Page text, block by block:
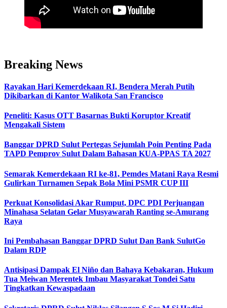
Breaking News
Rayakan Hari Kemerdekaan RI, Bendera Merah Putih
Dikibarkan di Kantor Walikota San Francisco
Peneliti: Kasus OTT Basarnas Bukti Koruptor Kreatif
Mengakali Sistem
Banggar DPRD Sulut Pertegas Sejumlah Poin Penting Pada
TAPD Pemprov Sulut Dalam Bahasan KUA-PPAS TA 2027
Semarak Kemerdekaan RI ke-81, Pemdes Matani Raya Resmi
Gulirkan Turnamen Sepak Bola Mini PSMR CUP III
Perkuat Konsolidasi Akar Rumput, DPC PDI Perjuangan
Minahasa Selatan Gelar Musyawarah Ranting se-Amurang
Raya
Ini Pembahasan Banggar DPRD Sulut Dan Bank SulutGo
Dalam RDP
Antisipasi Dampak El Niño dan Bahaya Kebakaran, Hukum
Tua Meiwan Merentek Imbau Masyarakat Tondei Satu
Tingkatkan Kewaspadaan